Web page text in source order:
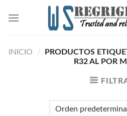
INICIO /
PRODUCTOS
R32 AL POR